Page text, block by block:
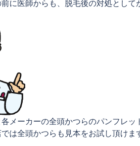
に医師からも、脱毛後の対処として
各メーカーの全頭かつらのパンフレッ
は全頭かつらも見本をお試し頂け